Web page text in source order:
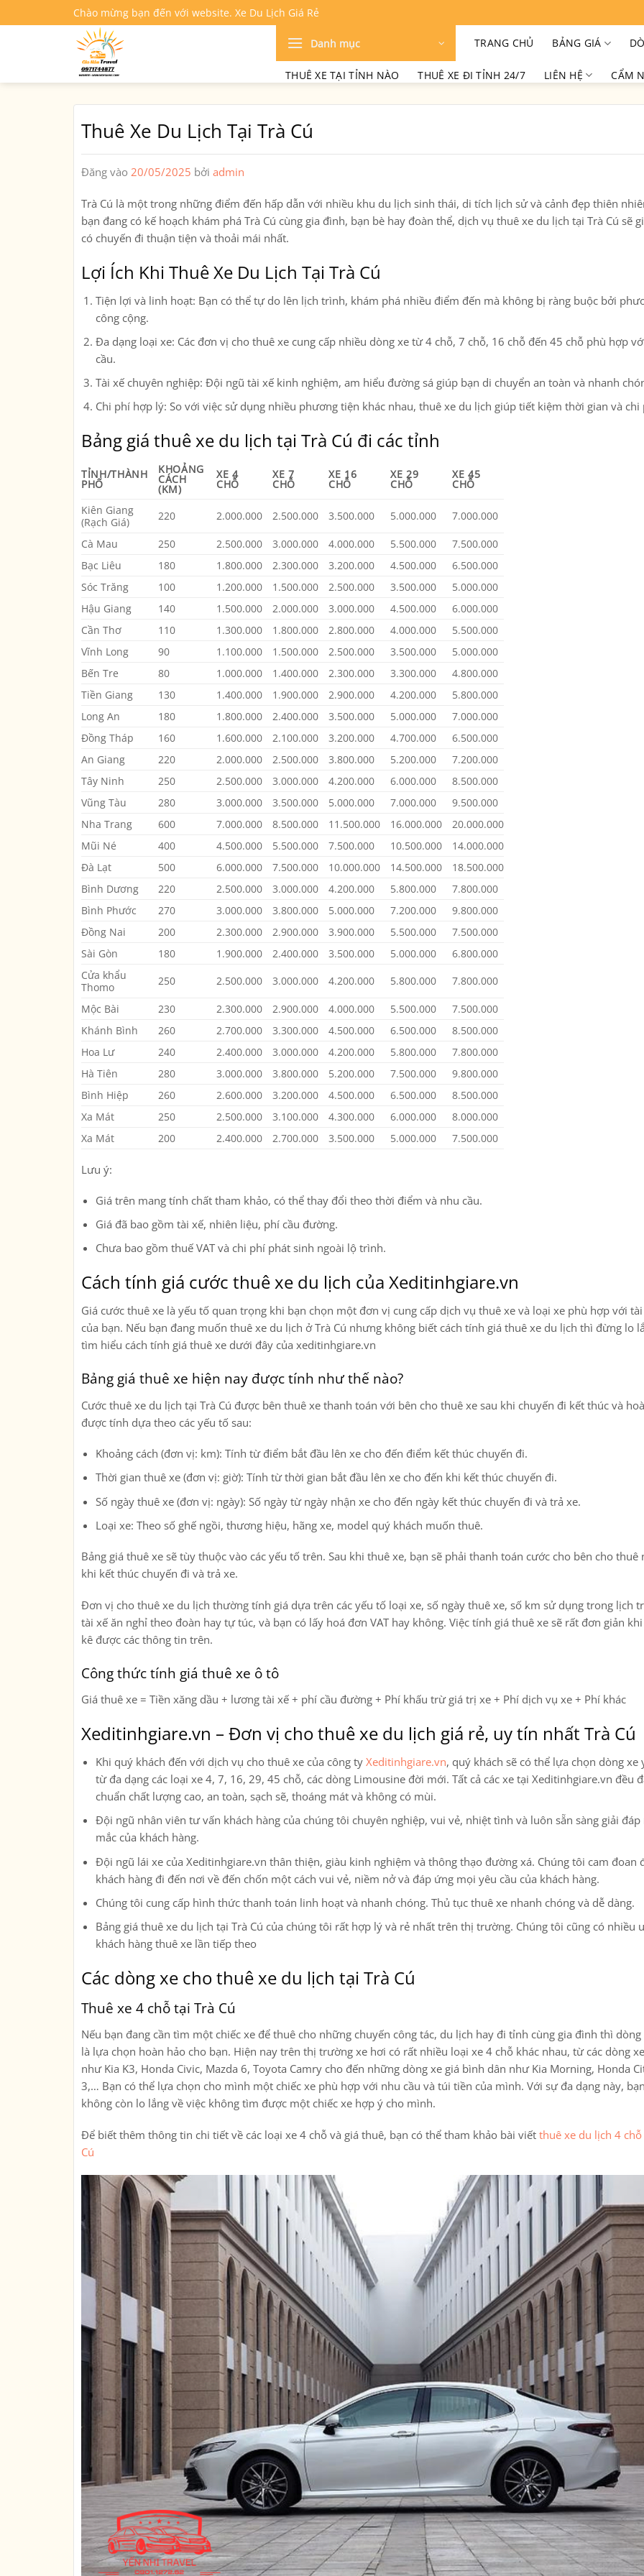
qua
Chào mừng bạn đến với website. Xe Du Lịch Giá Rẻ
Danh mục TRANG CHỦ BẢNG GIÁ
THUÊ XE TẠI TỈNH NÀO THUÊ XE ĐI TỈNH 24/7 LIÊN HỆ CẨM
Thuê Xe Du Lịch Tại Trà Cú
Đăng vào 20/05/2025 bởi admin
Trà Cú là một trong những điểm đến hấp dẫn với nhiều khu du lịch sinh thái, di tích lịch sử và cảnh đẹp thiên
bạn đang có kế hoạch khám phá Trà Cú cùng gia đình, bạn bè hay đoàn thể, dịch vụ thuê xe du lịch tại Trà Cú sẽ
có chuyến đi thuận tiện và thoải mái nhất.
Lợi Ích Khi Thuê Xe Du Lịch Tại Trà Cú
Tiện lợi và linh hoạt: Bạn có thể tự do lên lịch trình, khám phá nhiều điểm đến mà không bị ràng buộc bởi
công cộng.
Đa dạng loại xe: Các đơn vị cho thuê xe cung cấp nhiều dòng xe từ 4 chỗ, 7 chỗ, 16 chỗ đến 45 chỗ phù hợp
cầu.
Tài xế chuyên nghiệp: Đội ngũ tài xế kinh nghiệm, am hiểu đường sá giúp bạn di chuyển an toàn và nhanh
Chi phí hợp lý: So với việc sử dụng nhiều phương tiện khác nhau, thuê xe du lịch giúp tiết kiệm thời gian và chi
Bảng giá thuê xe du lịch tại Trà Cú đi các tỉnh
TỈNH/THÀNH
PHỐ
KHOẢNG
CÁCH
(KM)
XE 4
CHỖ
XE 7
CHỖ
XE 16
CHỖ
XE 29
CHỖ
XE 45
CHỖ
Kiên Giang
(Rạch Giá)
220 2.000.000 2.500.000 3.500.000 5.000.000 7.000.000
Cà Mau 250 2.500.000 3.000.000 4.000.000 5.500.000
7.500.000
Bạc Liêu
180 1.800.000 2.300.000 3.200.000 4.500.000
6.500.000
Sóc Trăng
100 1.200.000 1.500.000 2.500.000 3.500.000
5.000.000
Hậu Giang
140 1.500.000 2.000.000 3.000.000 4.500.000
6.000.000
Cần Thơ
110 1.300.000 1.800.000 2.800.000 4.000.000
5.500.000
Vĩnh Long
90 1.100.000 1.500.000 2.500.000 3.500.000
5.000.000
Bến Tre
80 1.000.000 1.400.000 2.300.000 3.300.000
4.800.000
Tiền Giang
130 1.400.000 1.900.000 2.900.000 4.200.000
5.800.000
Long An
180 1.800.000 2.400.000 3.500.000 5.000.000
7.000.000
Đồng Tháp
160 1.600.000 2.100.000 3.200.000 4.700.000
6.500.000
An Giang
220 2.000.000 2.500.000 3.800.000 5.200.000
7.200.000
Tây Ninh
250 2.500.000 3.000.000 4.200.000 6.000.000
8.500.000
Vũng Tàu
280 3.000.000 3.500.000 5.000.000 7.000.000
9.500.000
Nha Trang
600 7.000.000 8.500.000 11.500.000 16.000.000
20.000.000
Mũi Né
400 4.500.000 5.500.000 7.500.000 10.500.000
14.000.000
Đà Lạt
500 6.000.000 7.500.000 10.000.000 14.500.000
18.500.000
Bình Dương
220 2.500.000 3.000.000 4.200.000 5.800.000
7.800.000
Bình Phước
270 3.000.000 3.800.000 5.000.000 7.200.000
9.800.000
Đồng Nai
200 2.300.000 2.900.000 3.900.000 5.500.000
7.500.000
Sài Gòn
180 1.900.000 2.400.000 3.500.000 5.000.000
6.800.000
Cửa khẩu
Thomo
250 2.500.000 3.000.000 4.200.000 5.800.000 7.800.000
Mộc Bài 230 2.300.000 2.900.000 4.000.000 5.500.000
7.500.000
Khánh Bình
260 2.700.000 3.300.000 4.500.000 6.500.000
8.500.000
Hoa Lư
240 2.400.000 3.000.000 4.200.000 5.800.000
7.800.000
Hà Tiên
280 3.000.000 3.800.000 5.200.000 7.500.000
9.800.000
Bình Hiệp
260 2.600.000 3.200.000 4.500.000 6.500.000
8.500.000
Xa Mát
250 2.500.000 3.100.000 4.300.000 6.000.000
8.000.000
Xa Mát
200 2.400.000 2.700.000 3.500.000 5.000.000 7.500.000
Lưu ý:
Giá trên mang tính chất tham khảo, có thể thay đổi theo thời điểm và nhu cầu.
Giá đã bao gồm tài xế, nhiên liệu, phí cầu đường.
Chưa bao gồm thuế VAT và chi phí phát sinh ngoài lộ trình.
Cách tính giá cước thuê xe du lịch của Xeditinhgiare.vn
Giá cước thuê xe là yếu tố quan trọng khi bạn chọn một đơn vị cung cấp dịch vụ thuê xe và loại xe phù hợp với
của bạn. Nếu bạn đang muốn thuê xe du lịch ở Trà Cú nhưng không biết cách tính giá thuê xe du lịch thì đừng lo
tìm hiểu cách tính giá thuê xe dưới đây của xeditinhgiare.vn
Bảng giá thuê xe hiện nay được tính như thế nào?
Cước thuê xe du lịch tại Trà Cú được bên thuê xe thanh toán với bên cho thuê xe sau khi chuyến đi kết thúc và
được tính dựa theo các yếu tố sau:
Khoảng cách (đơn vị: km): Tính từ điểm bắt đầu lên xe cho đến điểm kết thúc chuyến đi.
Thời gian thuê xe (đơn vị: giờ): Tính từ thời gian bắt đầu lên xe cho đến khi kết thúc chuyến đi.
Số ngày thuê xe (đơn vị: ngày): Số ngày từ ngày nhận xe cho đến ngày kết thúc chuyến đi và trả xe.
Loại xe: Theo số ghế ngồi, thương hiệu, hãng xe, model quý khách muốn thuê.
Bảng giá thuê xe sẽ tùy thuộc vào các yếu tố trên. Sau khi thuê xe, bạn sẽ phải thanh toán cước cho bên cho thuê
khi kết thúc chuyến đi và trả xe.
Đơn vị cho thuê xe du lịch thường tính giá dựa trên các yếu tố loại xe, số ngày thuê xe, số km sử dụng trong lịch
tài xế ăn nghỉ theo đoàn hay tự túc, và bạn có lấy hoá đơn VAT hay không. Việc tính giá thuê xe sẽ rất đơn giản
kê được các thông tin trên.
Công thức tính giá thuê xe ô tô
Giá thuê xe = Tiền xăng dầu + lương tài xế + phí cầu đường + Phí khấu trừ giá trị xe + Phí dịch vụ xe + Phí khác
Xeditinhgiare.vn – Đơn vị cho thuê xe du lịch giá rẻ, uy tín nhất Trà Cú
Khi quý khách đến với dịch vụ cho thuê xe của công ty Xeditinhgiare.vn, quý khách sẽ có thể lựa chọn dòng xe
từ đa dạng các loại xe 4, 7, 16, 29, 45 chỗ, các dòng Limousine đời mới. Tất cả các xe tại Xeditinhgiare.vn đều
chuẩn chất lượng cao, an toàn, sạch sẽ, thoáng mát và không có mùi.
Đội ngũ nhân viên tư vấn khách hàng của chúng tôi chuyên nghiệp, vui vẻ, nhiệt tình và luôn sẵn sàng giải
mắc của khách hàng.
Đội ngũ lái xe của Xeditinhgiare.vn thân thiện, giàu kinh nghiệm và thông thạo đường xá. Chúng tôi cam đoan
khách hàng đi đến nơi về đến chốn một cách vui vẻ, niềm nở và đáp ứng mọi yêu cầu của khách hàng.
Chúng tôi cung cấp hình thức thanh toán linh hoạt và nhanh chóng. Thủ tục thuê xe nhanh chóng và dễ dàng.
Bảng giá thuê xe du lịch tại Trà Cú của chúng tôi rất hợp lý và rẻ nhất trên thị trường. Chúng tôi cũng có nhiều
khách hàng thuê xe lần tiếp theo
Các dòng xe cho thuê xe du lịch tại Trà Cú
Thuê xe 4 chỗ tại Trà Cú
Nếu bạn đang cần tìm một chiếc xe để thuê cho những chuyến công tác, du lịch hay đi tỉnh cùng gia đình thì dòng
là lựa chọn hoàn hảo cho bạn. Hiện nay trên thị trường xe hơi có rất nhiều loại xe 4 chỗ khác nhau, từ các dòng
như Kia K3, Honda Civic, Mazda 6, Toyota Camry cho đến những dòng xe giá bình dân như Kia Morning, Honda
3,… Bạn có thể lựa chọn cho mình một chiếc xe phù hợp với nhu cầu và túi tiền của mình. Với sự đa dạng này,
không còn lo lắng về việc không tìm được một chiếc xe hợp ý cho mình.
Để biết thêm thông tin chi tiết về các loại xe 4 chỗ và giá thuê, bạn có thể tham khảo bài viết thuê xe du lịch 4 chỗ
Cú